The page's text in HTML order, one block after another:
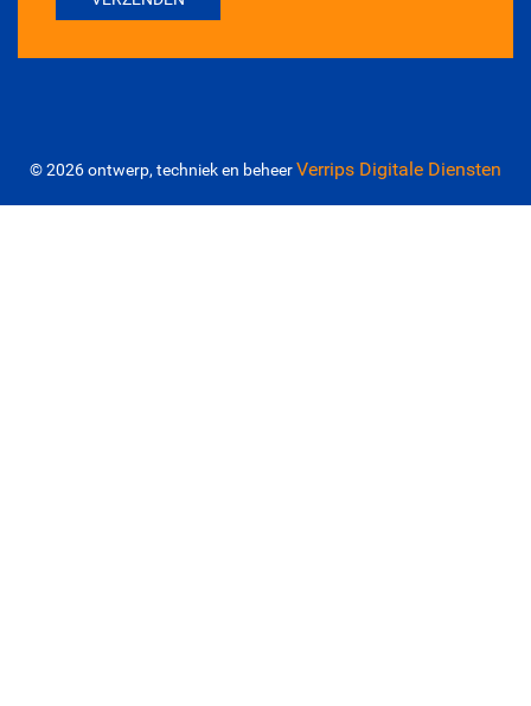
© 2026 ontwerp, techniek en beheerVerrips Digitale Diensten